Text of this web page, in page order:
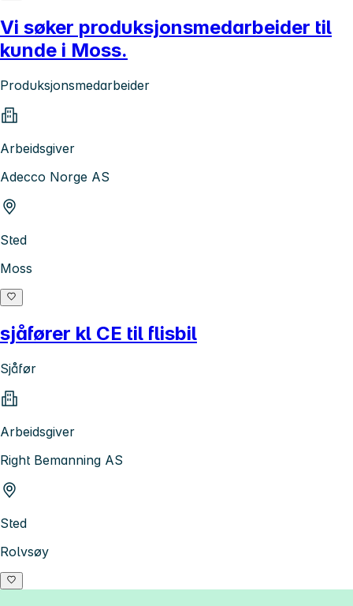
Vi søker produksjonsmedarbeider til
kunde i Moss.
Produksjonsmedarbeider
Arbeidsgiver
Adecco Norge AS
Sted
Moss
sjåfører kl CE til flisbil
Sjåfør
Arbeidsgiver
Right Bemanning AS
Sted
Rolvsøy